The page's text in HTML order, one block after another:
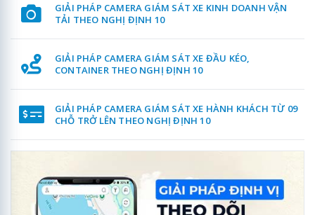
GIẢI PHÁP CAMERA GIÁM SÁT XE KINH DOANH VẬN
TẢI THEO NGHỊ ĐỊNH 10
GIẢI PHÁP CAMERA GIÁM SÁT XE ĐẦU KÉO,
CONTAINER THEO NGHỊ ĐỊNH 10
GIẢI PHÁP CAMERA GIÁM SÁT XE HÀNH KHÁCH TỪ 09
CHỖ TRỞ LÊN THEO NGHỊ ĐỊNH 10